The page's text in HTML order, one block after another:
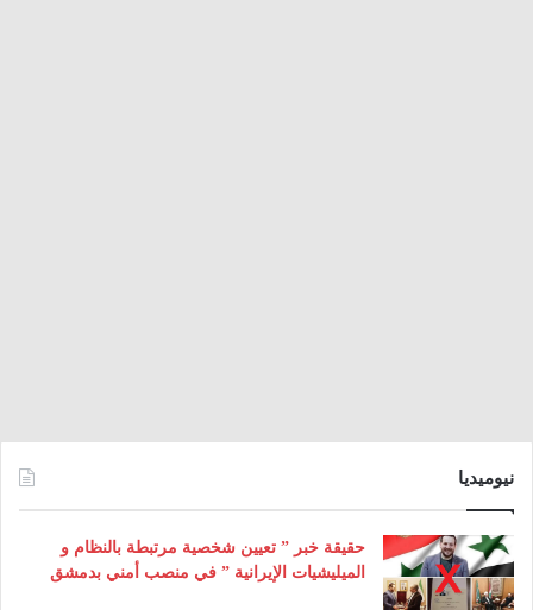
نيوميديا
حقيقة خبر ” تعيين شخصية مرتبطة بالنظام و
الميليشيات الإيرانية ” في منصب أمني بدمشق